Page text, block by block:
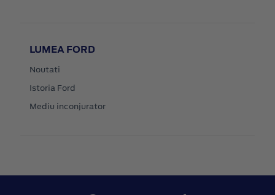
LUMEA FORD
Noutati
Istoria Ford
Mediu inconjurator